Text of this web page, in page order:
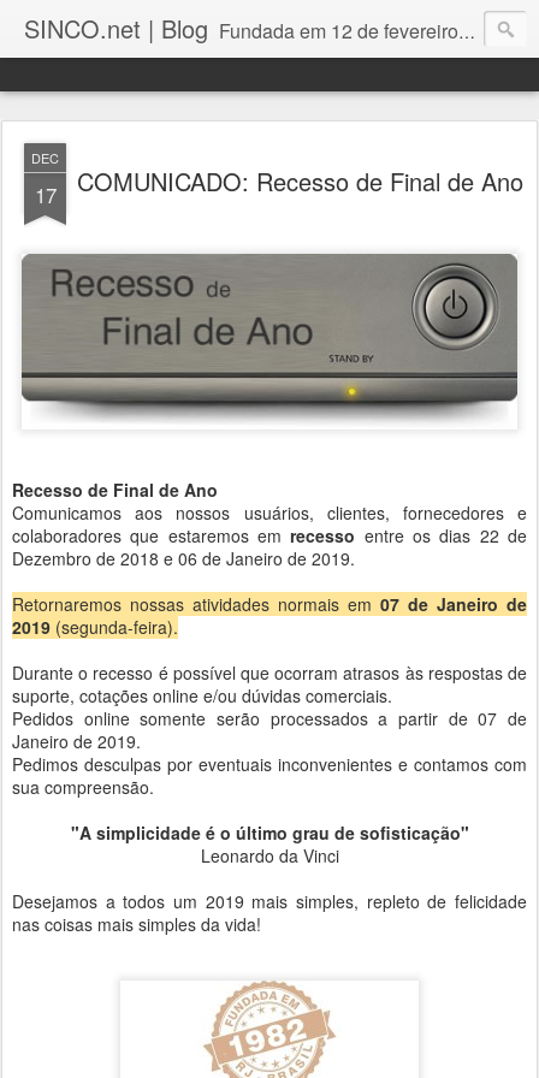
SINCO.net | Blog Fundada em 12 de fevereiro de 1982. Fabricante brasileira de servidores e workstations. Certificações: Intel Technology Provider Platinum, Seagate Storage Solution Provider, Kingston Premium Reseller, Nilko Design Partner.
DEC
17 COMUNICADO: Recesso de Final de Ano
Recesso de Final de Ano
Comunicamos aos nossos usuários, clientes, fornecedores e
colaboradores que estaremos emrecesso entre os dias 22 de
Dezembro de 2018 e 06 de Janeiro de 2019.
Retornaremos nossas atividades normais em 07 de Janeiro de
2019 (segunda-feira).
Durante o recesso é possível que ocorram atrasos às respostas de
suporte, cotações online e/ou dúvidas comerciais.
Pedidos online somente serão processados a partir de 07 de
Janeiro de 2019.
Pedimos desculpas por eventuais inconvenientes e contamos com
sua compreensão.
"A simplicidade é o último grau de sofisticação"
Leonardo da Vinci
Desejamos a todos um 2019 mais simples, repleto de felicidade
nas coisas mais simples da vida!